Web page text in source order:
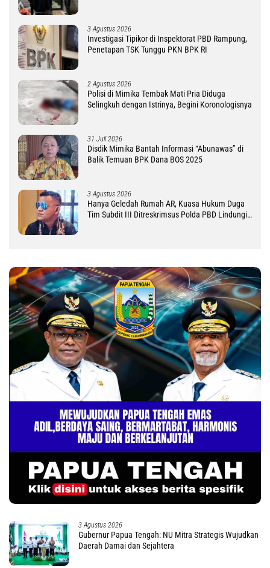
3 Agustus 2026
Investigasi Tipikor di Inspektorat PBD Rampung,
Penetapan TSK Tunggu PKN BPK RI
2 Agustus 2026
Polisi di Mimika Tembak Mati Pria Diduga
Selingkuh dengan Istrinya, Begini Koronologisnya
31 Juli 2026
Disdik Mimika Bantah Informasi “Abunawas” di
Balik Temuan BPK Dana BOS 2025
3 Agustus 2026
Hanya Geledah Rumah AR, Kuasa Hukum Duga
Tim Subdit III Ditreskrimsus Polda PBD Lindungi
3 Agustus 2026
Gubernur Papua Tengah: NU Mitra Strategis Wujudkan
Daerah Damai dan Sejahtera